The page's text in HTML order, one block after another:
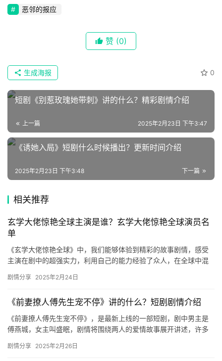
📖
语
文
集
🔥
榜
速
🌱
主
星
恶邻的报应
赞 (0)
0
生成海报
短剧《别惹玫瑰她带刺》讲的什么？精彩剧情介绍
上一篇 2025年2月23日 下午3:47
《诱她入局》短剧什么时候播出？更新时间介绍
下一篇
2025年2月23日 下午3:48
相关推荐
玄学大佬惊艳全球主演是谁？玄学大佬惊艳全球演员名
单
《玄学大佬惊艳全球》中，我们能够体验到精彩的故事剧情，感受
主演在剧中的超强实力，利用自己的能力经验了众人，在全球中混
看吧！…
剧情分享 2025年2月24日
《前妻撩人傅先生宠不停》讲的什么？短剧剧情介绍
《前妻撩人傅先生宠不停》，是最新上线的一部短剧，剧中男主是
傅燕城，女主叫盛眠，剧情将围绕两人的爱情故事展开讲述，许多
介绍哦…
剧情分享 2025年2月26日